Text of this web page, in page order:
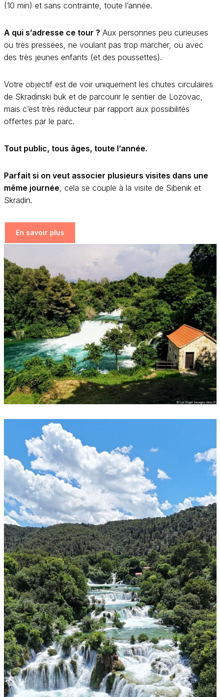
(10 min) et sans contrainte, toute l’année.
A qui s’adresse ce tour ? Aux personnes peu curieuses
ou très pressées, ne voulant pas trop marcher, ou avec
des très jeunes enfants (et des poussettes).
Votre objectif est de voir uniquement les chutes circulaires
de Skradinski buk et de parcourir le sentier de Lozovac,
mais c’est très réducteur par rapport aux possibilités
offertes par le parc.
Tout public, tous âges, toute l’année.
Parfait si on veut associer plusieurs visites dans une
même journée, cela se couple à la visite de Sibenik et
Skradin.
En savoir plus